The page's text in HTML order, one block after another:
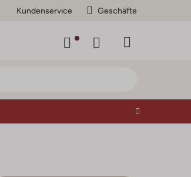
Kundenservice Geschäfte